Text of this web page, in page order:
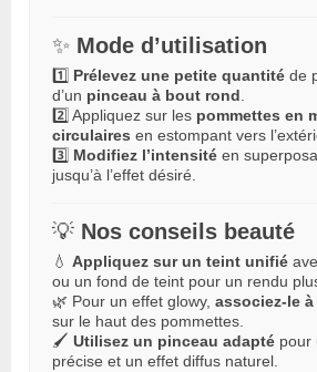
✨ Mode d’utilisation
1️⃣ Prélevez une petite quantité de
d’un pinceau à bout rond
2️⃣ Appliquez sur les pommettes en
circulaires en estompant vers
3️⃣ Modifiez l’intensité en
jusqu’à l’effet désiré.
💡 Nos conseils beauté
💧 Appliquez sur un teint unifié
ou un fond de teint pour un rendu
🌿 Pour un effet glowy, associez-le
sur le haut des pommettes.
🖌️ Utilisez un pinceau adapté pour
précise et un effet diffus naturel.